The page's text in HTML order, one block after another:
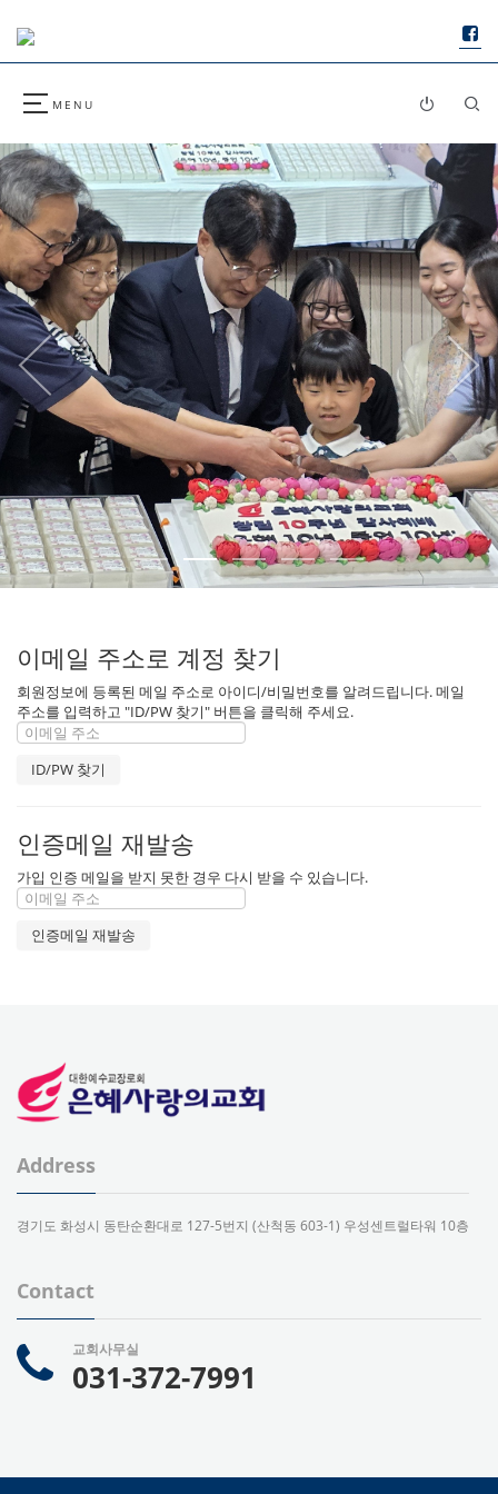
이메일 주소로 계정 찾기
회원정보에 등록된 메일 주소로 아이디/비밀번호를 알려드립니다. 메일
주소를 입력하고 "ID/PW 찾기" 버튼을 클릭해 주세요.
인증메일 재발송
가입 인증 메일을 받지 못한 경우 다시 받을 수 있습니다.
Address
경기도 화성시 동탄순환대로 127-5번지 (산척동 603-1) 우성센트럴타워 10층
Contact
교회사무실
031-372-7991